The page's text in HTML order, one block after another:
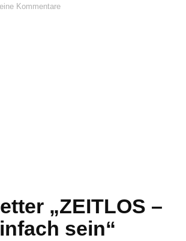
Kommentare
„ZEITLOS –
sein“